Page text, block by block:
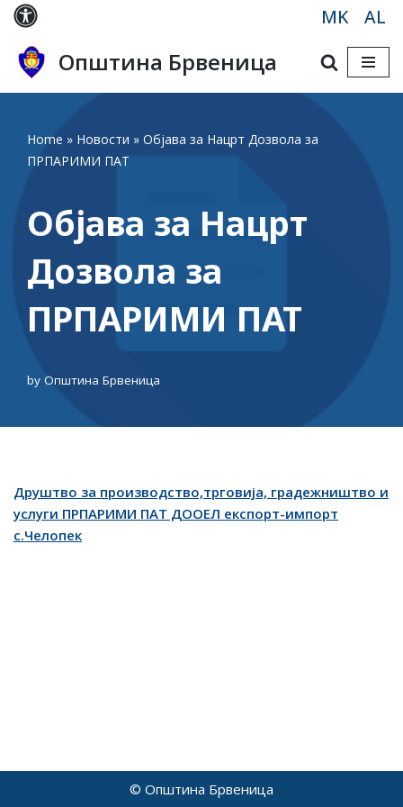
Skip
to
content
MK AL
Општина Брвеница
Home » Новости » Објава за Нацрт Дозвола за
ПРПАРИМИ ПАТ
Објава за Нацрт
Дозвола за
ПРПАРИМИ ПАТ
by Општина Брвеница
Друштво за производство,трговија, градежништво и
услуги ПРПАРИМИ ПАТ ДООЕЛ експорт-импорт
с.Челопек
© Општина Брвеница